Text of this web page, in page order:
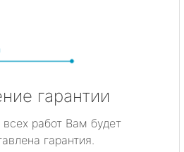
гарантии
работ Вам будет
гарантия.